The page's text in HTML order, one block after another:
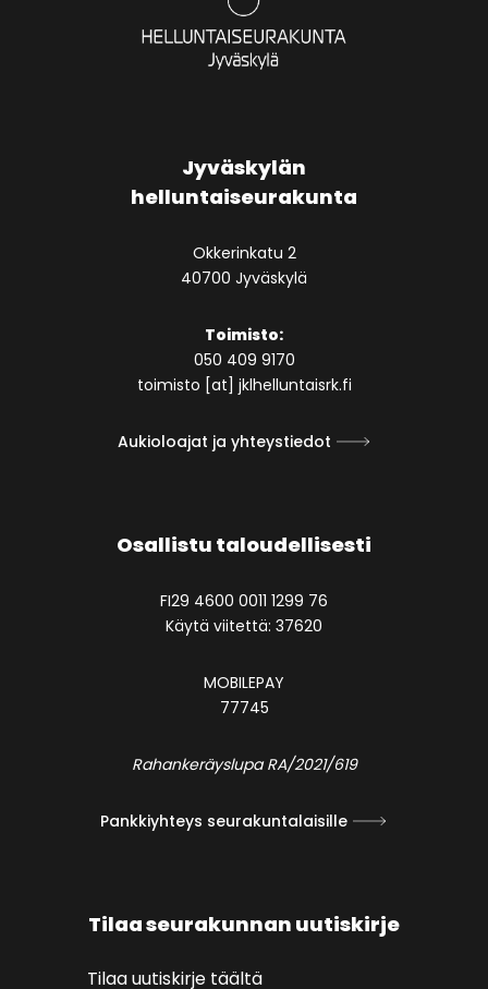
Jyväskylän
helluntaiseurakunta
Okkerinkatu 2
40700 Jyväskylä
Toimisto:
050 409 9170
toimisto [at] jklhelluntaisrk.fi
Aukioloajat ja yhteystiedot
Osallistu taloudellisesti
FI29 4600 0011 1299 76
Käytä viitettä: 37620
MOBILEPAY
77745
Rahankeräyslupa RA/2021/619
Pankkiyhteys seurakuntalaisille
Tilaa seurakunnan uutiskirje
Tilaa uutiskirje täältä